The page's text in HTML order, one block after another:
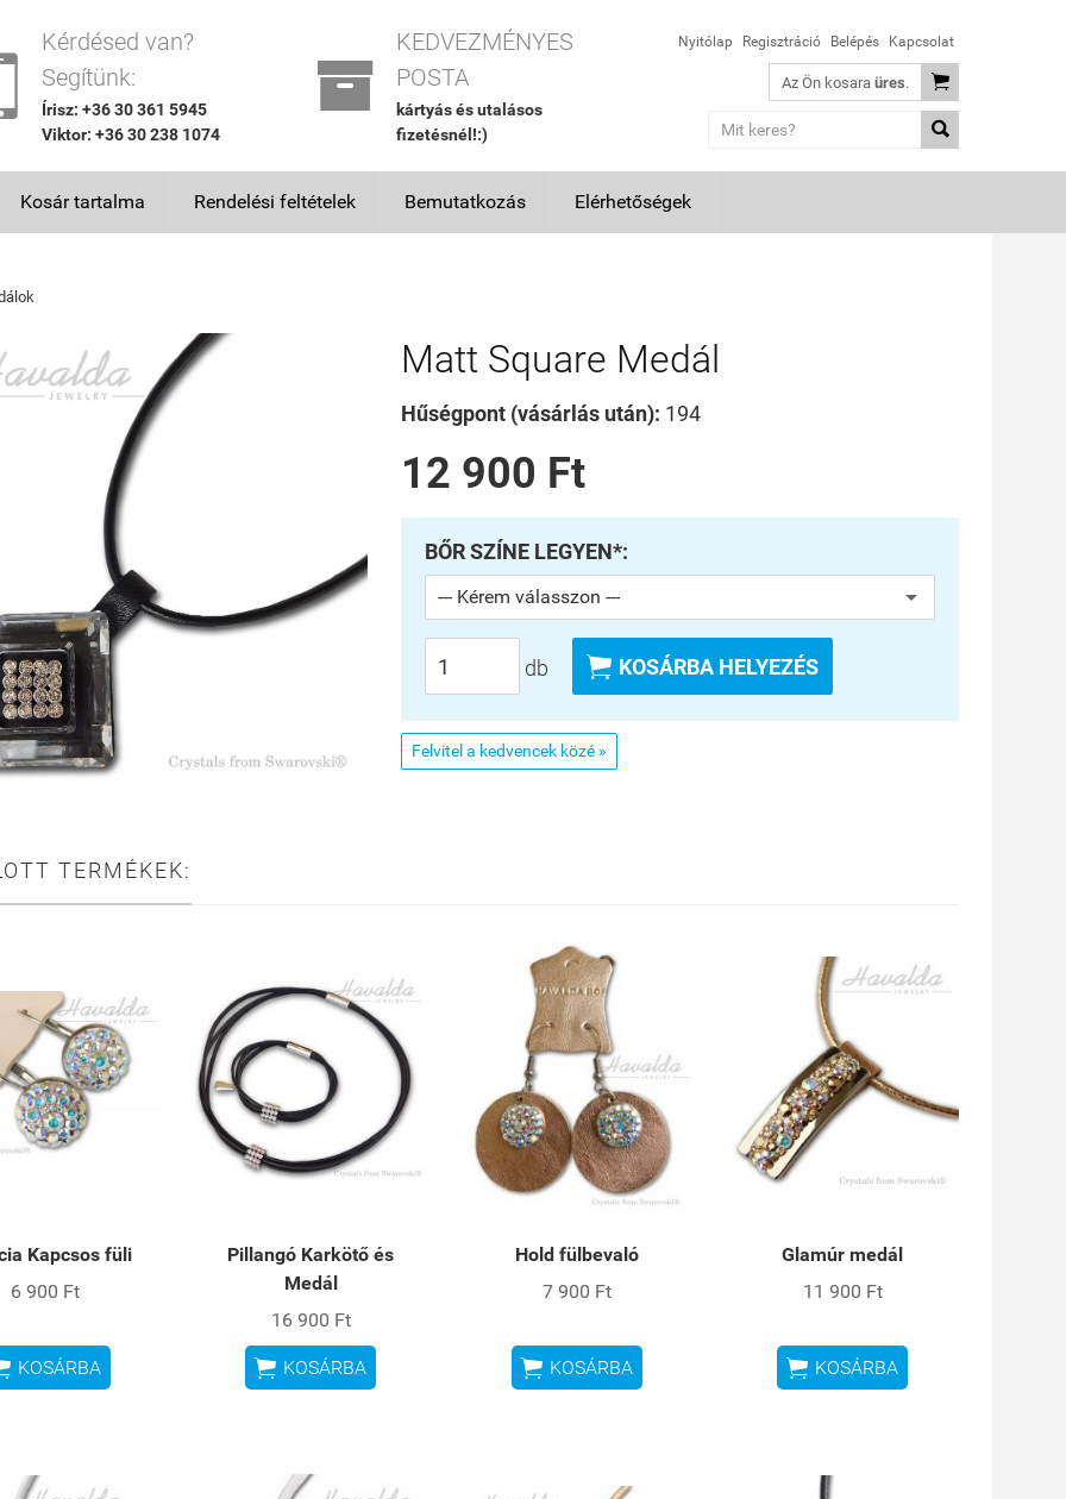
Kérdésed van?
Segítünk:
Írisz: +36 30 361 5945
Viktor: +36 30 238 1074

KEDVEZMÉNYES
POSTA
kártyás és utalásos
fizetésnél!:)
Nyitólap Regisztráció Belépés Kapcsolat
Az Ön kosara üres.


Kosár tartalma Rendelési feltételek Bemutatkozás Elérhetőségek
Matt Square Medál
Hűségpont (vásárlás után): 194
12 900 Ft
BŐR SZÍNE LEGYEN*:
db  KOSÁRBA HELYEZÉS
Felvitel a kedvencek közé »
TERMÉKEK:
Kapcsos füli
6 900 Ft
KOSÁRBA
Pillangó Karkötő és
Medál
16 900 Ft
 KOSÁRBA
Hold fülbevaló
7 900 Ft
 KOSÁRBA
Glamúr medál
11 900 Ft
 KOSÁRBA